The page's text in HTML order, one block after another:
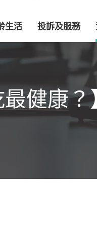
生活 投訴及服務
最健康？